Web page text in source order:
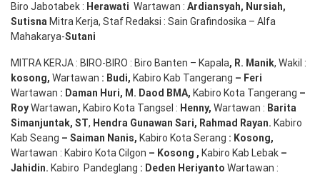
Biro Jabotabek : Herawati Wartawan : Ardiansyah, Nursiah,
Sutisna Mitra Kerja, Staf Redaksi : Sain Grafindosika – Alfa
Mahakarya-Sutani
MITRA KERJA : BIRO-BIRO : Biro Banten – Kapala, R. Manik, Wakil :
kosong, Wartawan : Budi, Kabiro Kab Tangerang – Feri
Wartawan : Daman Huri, M. Daod BMA, Kabiro Kota Tangerang –
RoyWartawan, Kabiro Kota Tangsel : Henny, Wartawan : Barita
Simanjuntak, ST, Hendra Gunawan Sari, Rahmad Rayan. Kabiro
Kab Seang – Saiman Nanis, Kabiro Kota Serang : Kosong,
Wartawan : Kabiro Kota Cilgon – Kosong , Kabiro Kab Lebak –
Jahidin. Kabiro Pandeglang : Deden Heriyanto Wartawan :